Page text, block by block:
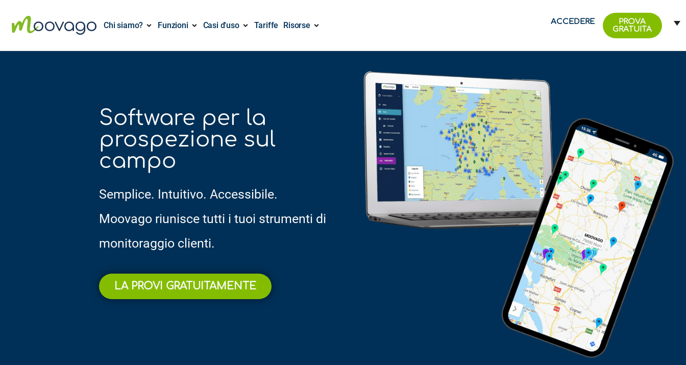
Chi siamo? Funzioni Casi d'uso Tariffe Risorse ACCEDERE
PROVA
GRATUITA
Software per la
prospezione sul
campo
Semplice. Intuitivo. Accessibile.
Moovago riunisce tutti i tuoi strumenti di
monitoraggio clienti.
LA PROVI GRATUITAMENTE